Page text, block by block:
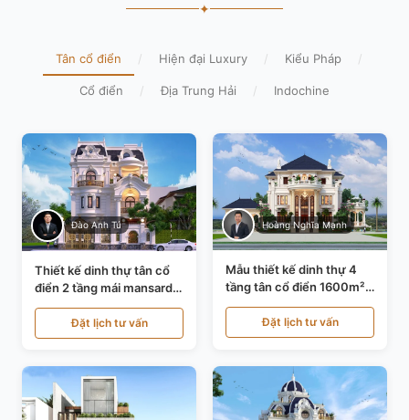
✦
Tân cổ điển / Hiện đại Luxury / Kiểu Pháp /
Cổ điển / Địa Trung Hải / Indochine
Đào Anh Tú
Thiết kế dinh thự tân cổ
điển 2 tầng mái mansard
tại Bắc Ninh KT20084
Đặt lịch tư vấn
Hoàng Nghĩa Mạnh
Mẫu thiết kế dinh thự 4
tầng tân cổ điển 1600m²
tại Thanh Hóa KT20071
Đặt lịch tư vấn